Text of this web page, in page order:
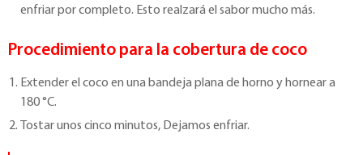
enfriar por completo. Esto realzará el sabor mucho más.
Procedimiento para la cobertura de coco
Extender el coco en una bandeja plana de horno y hornear a
180 °C.
Tostar unos cinco minutos, Dejamos enfriar.